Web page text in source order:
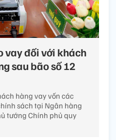
vay đối với khách
sau bão số 12
hàng vay vốn các
sách tại Ngân hàng
tướng Chính phủ quy